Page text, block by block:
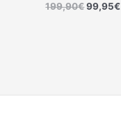
199,90€99,95€